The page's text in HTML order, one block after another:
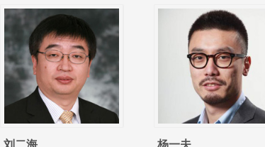
刘二海 杨一夫